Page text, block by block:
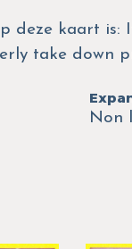
deze kaart is:
take down
Non